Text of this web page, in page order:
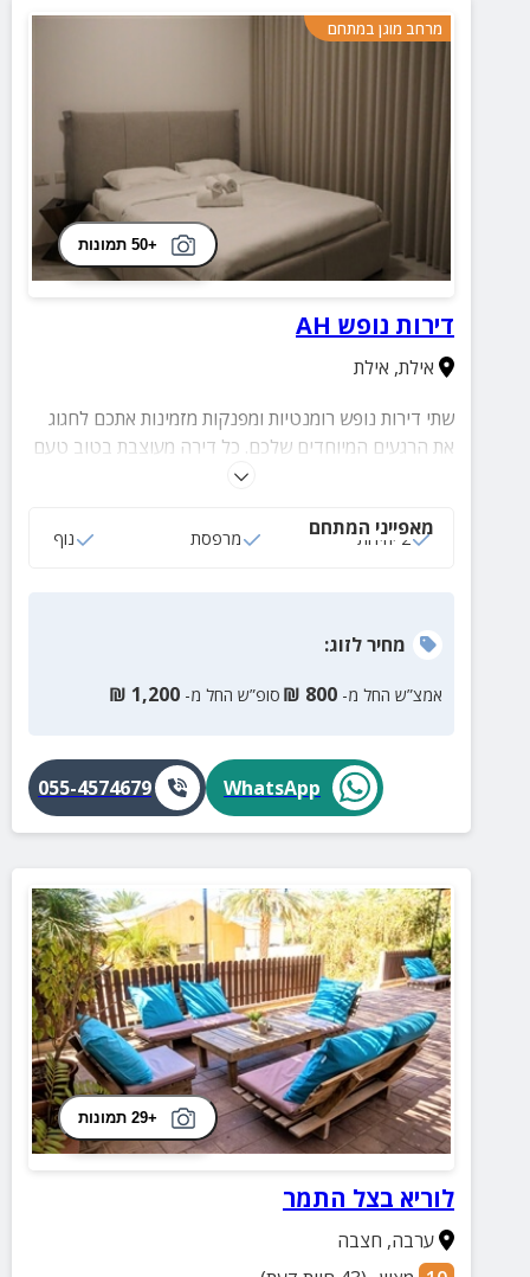
מרחב מוגן במתחם
+50 תמונות
דירות נופש AH
אילת, אילת
שתי דירות נופש רומנטיות ומפנקות מזמינות אתכם לחגוג
את הרגעים המיוחדים שלכם. כל דירה מעוצבת בטוב טעם
ומציעה חדר שינה אינטימי, סלון מרווח ואלגנטי, ומרפסת
מאפייני המתחם
2 יחידות מרפסת נוף
מחירלזוג:
אמצ”ש החל מ- 800
₪ סופ”ש החל מ- 1,200
₪
WhatsApp
055-4574679
+29 תמונות
לוריא בצל התמר
ערבה, חצבה